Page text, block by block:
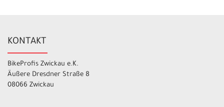
KONTAKT
BikeProfis Zwickau e.K.
Äußere Dresdner Straße 8
08066 Zwickau